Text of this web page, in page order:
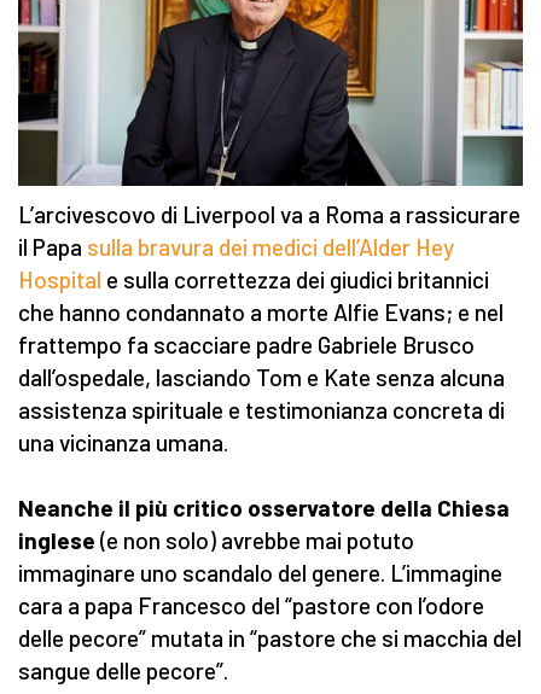
L’arcivescovo di Liverpool va a Roma a rassicurare
il Papa sulla bravura dei medici dell’Alder Hey
Hospital e sulla correttezza dei giudici britannici
che hanno condannato a morte Alfie Evans; e nel
frattempo fa scacciare padre Gabriele Brusco
dall’ospedale, lasciando Tom e Kate senza alcuna
assistenza spirituale e testimonianza concreta di
una vicinanza umana.
Neanche il più critico osservatore della Chiesa
inglese (e non solo) avrebbe mai potuto
immaginare uno scandalo del genere. L’immagine
cara a papa Francesco del “pastore con l’odore
delle pecore” mutata in “pastore che si macchia del
sangue delle pecore”.